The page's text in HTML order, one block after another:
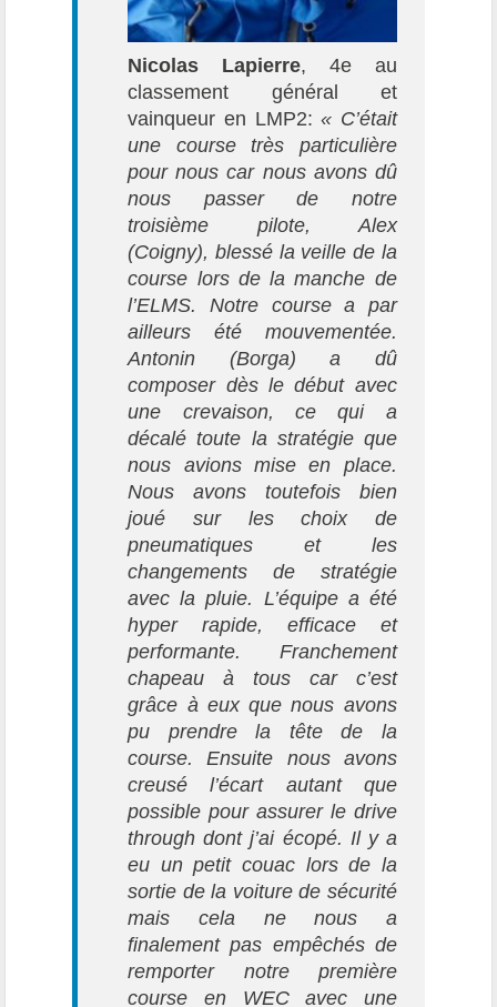
Nicolas Lapierre, 4e au
classement général et
vainqueur en LMP2:« C’était
une course très particulière
pour nous car nous avons dû
nous passer de notre
troisième pilote, Alex
(Coigny), blessé la veille de la
course lors de la manche de
l’ELMS. Notre course a par
ailleurs été mouvementée.
Antonin (Borga) a dû
composer dès le début avec
une crevaison, ce qui a
décalé toute la stratégie que
nous avions mise en place.
Nous avons toutefois bien
joué sur les choix de
pneumatiques et les
changements de stratégie
avec la pluie. L’équipe a été
hyper rapide, efficace et
performante. Franchement
chapeau à tous car c’est
grâce à eux que nous avons
pu prendre la tête de la
course. Ensuite nous avons
creusé l’écart autant que
possible pour assurer le drive
through dont j’ai écopé. Il y a
eu un petit couac lors de la
sortie de la voiture de sécurité
mais cela ne nous a
finalement pas empêchés de
remporter notre première
course en WEC avec une